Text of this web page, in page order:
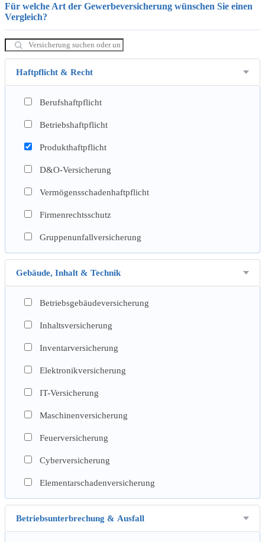
Für welche Art der Gewerbeversicherung wünschen Sie einen
Vergleich?
Haftpflicht & Recht
Berufshaftpflicht
Betriebshaftpflicht
Produkthaftpflicht
D&O-Versicherung
Vermögensschadenhaftpflicht
Firmenrechtsschutz
Gruppenunfallversicherung
Gebäude, Inhalt & Technik
Betriebsgebäudeversicherung
Inhaltsversicherung
Inventarversicherung
Elektronikversicherung
IT-Versicherung
Maschinenversicherung
Feuerversicherung
Cyberversicherung
Elementarschadenversicherung
Betriebsunterbrechung & Ausfall